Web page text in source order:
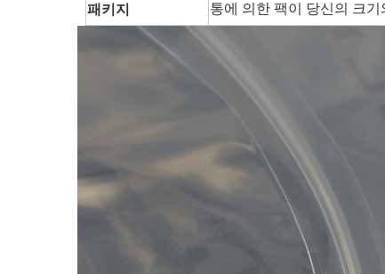
패키지 통에 의한 팩이 당신의 크